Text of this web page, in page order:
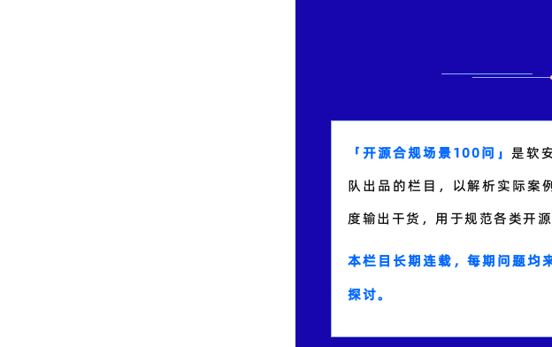
「开源合规场景100问」 是软
队出品的栏目，以解析实际案
度输出干货，用于规范各类开
本栏目长期连载，每期问题均
探讨。